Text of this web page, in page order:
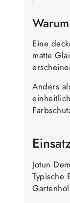
Eine
matte
Anders
Jotun
Typische